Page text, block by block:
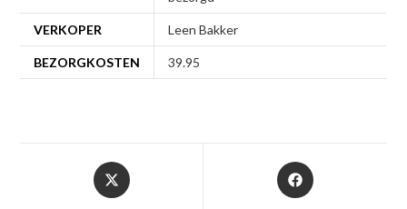
VERKOPER Leen Bakker
BEZORGKOSTEN 39.95
Opent
in
Opent
in